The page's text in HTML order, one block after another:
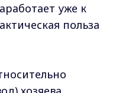
уже к
польза